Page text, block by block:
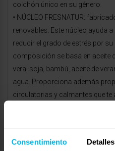
Consentimiento Detalles
colchón único en su género.
• NÚCLEO FRESNATUR:
renovables. Este núcleo ayuda
reducir el grado de estrés por
composición se basa en aceite
vera, soja, bambú, aceite de
agua. Proporciona además
circulatorias y calmantes que te
de relajación óptimo necesario
• NÚCLEO PERFORADO: .
del mercado. Esta